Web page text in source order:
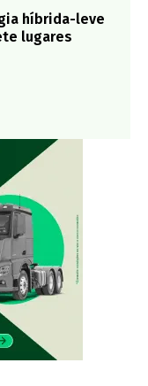
híbrida-leve
lugares